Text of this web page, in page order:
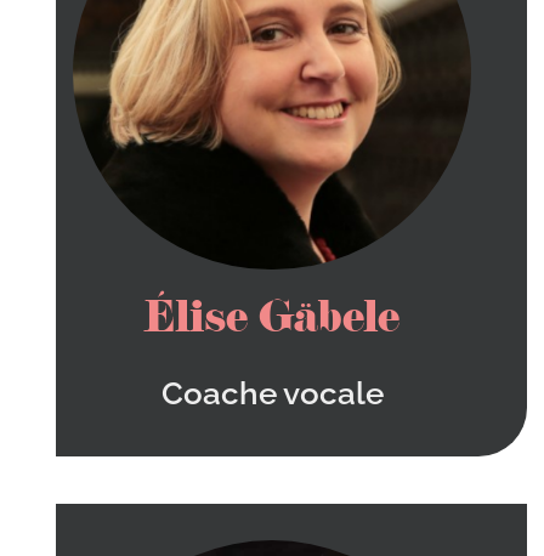
Élise Gäbele
Coache vocale